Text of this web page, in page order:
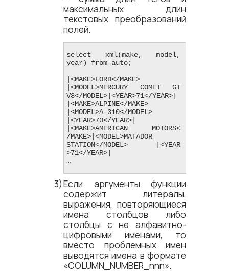
максимальных длин
текстовых преобразований
полей.
select xml(make, model,
year) from auto;
|<​MAKE​>FORD<​/MAKE​>
|<​MODEL​>MERCURY COMET GT
V8<​/MODEL​>|<​YEAR​>71<​/YEAR​>|
|<​MAKE​>ALPINE<​/MAKE​>
|<​MODEL​>A-310<​/MODEL​>
|<​YEAR​>70<​/YEAR​>|
|<​MAKE​>AMERICAN MOTORS<​
/MAKE​>|<​MODEL​>MATADOR
STATION<​/MODEL​>    |<​YEAR​
>71<​/YEAR​>|
…
Если аргументы функции
содержит литералы,
выражения, повторяющиеся
имена столбцов либо
столбцы с не алфавитно-
цифровыми именами, то
вместо проблемных имен
выводятся имена в формате
«COLUMN_NUMBER_nnn».